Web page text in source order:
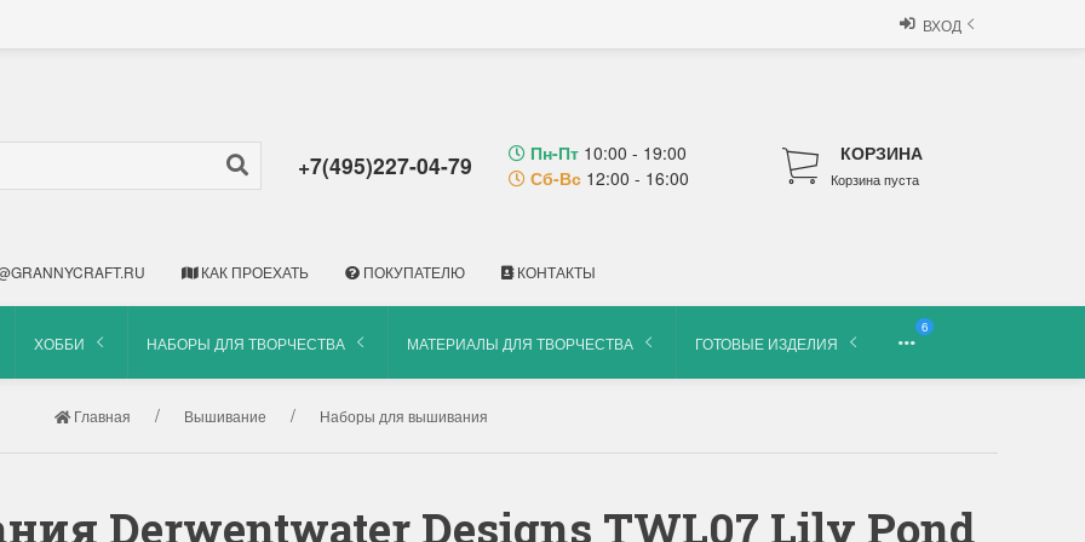
ВХОД
+7(495)227-04-79 Пн-Пт 10:00 - 19:00
Сб-Вс 12:00 - 16:00
КОРЗИНА
Корзина пуста
КАК ПРОЕХАТЬ ПОКУПАТЕЛЮ КОНТАКТЫ
ХОББИ НАБОРЫ ДЛЯ ТВОРЧЕСТВА МАТЕРИАЛЫ ДЛЯ ТВОРЧЕСТВА ГОТОВЫЕ ИЗДЕЛИЯ
6
Главная Вышивание Наборы для вышивания
Derwentwater Designs TWL07 Lily Pond